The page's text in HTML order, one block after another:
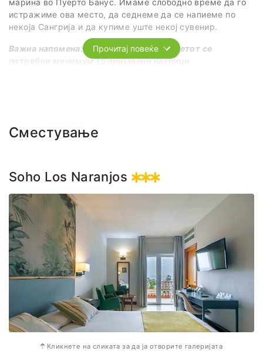
неверојатен поглед на арената, пристаништето и
плажата Малагета. Ја впиваме магијата на Андалусија,
се соживуваме со начинот на живот на локалците и
пиеме по некој освежителен коктел.
марина во Пуерто Банус. Имаме слободно време да го
истражиме ова место, да седнеме да се напиеме по
некоја Сангрија и да купиме уште некој сувенир.
Важна напомена: За реализација на излетот се
потребни минимум 15 пријавени патници
Прочитај повеќе
Сместување
Soho Los Naranjos
Кликнете на сликата за да ја отворите галеријата